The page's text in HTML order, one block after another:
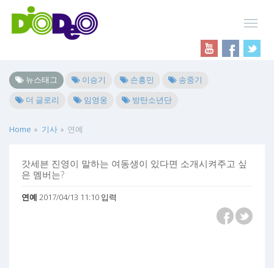
뉴스태그 이승기 손흥민
송중기
더 글로리
임영웅 방탄소년단
Home 기사 연예
갓세븐 진영이 말하는 여동생이 있다면 소개시켜주고 싶
은 멤버는?
연예 2017/04/13 11:10 입력